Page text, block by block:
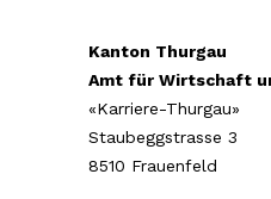
Kanton Thurgau
Amt für Wirtschaft
«Karriere-Thurgau»
Staubeggstrasse 3
8510 Frauenfeld